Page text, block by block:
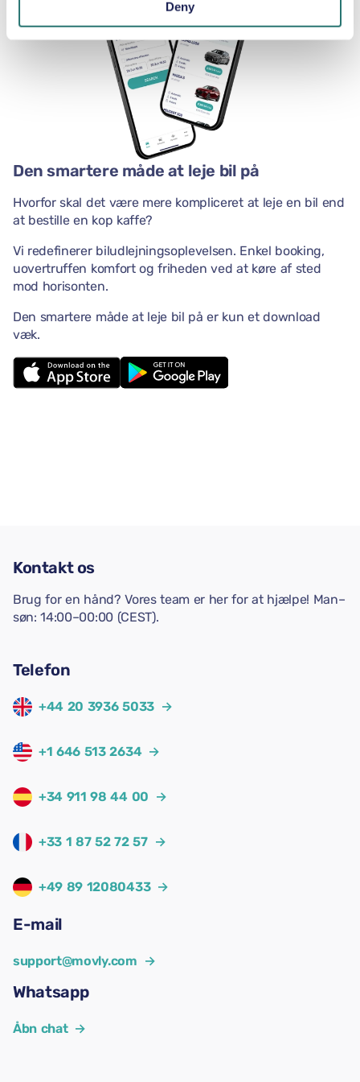
Deny
Den smartere måde at leje bil på
Hvorfor skal det være mere kompliceret at leje en bil end
at bestille en kop kaffe?
Vi redefinerer biludlejningsoplevelsen. Enkel booking,
uovertruffen komfort og friheden ved at køre af sted
mod horisonten.
Den smartere måde at leje bil på er kun et download
væk.
Kontakt os
Brug for en hånd? Vores team er her for at hjælpe! Man–
søn: 14:00–00:00 (CEST).
Telefon
+44 20 3936 5033 →
+1 646 513 2634 →
+34 911 98 44 00 →
+33 1 87 52 72 57 →
+49 89 12080433 →
E-mail
support@movly.com →
Whatsapp
Åbn chat →